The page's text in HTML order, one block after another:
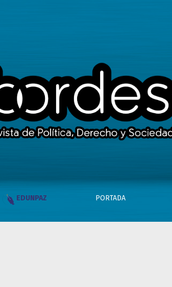
EDUNPAZ PORTADA